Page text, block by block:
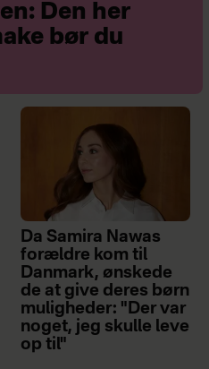
Den her
bør du
Da Samira Nawas
forældre kom til
Danmark, ønskede
de at give deres børn
muligheder: "Der var
noget, jeg skulle leve
op til"